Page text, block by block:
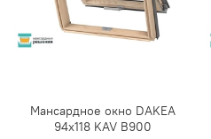
Мансардное окно DAKEA
94х118 KAV B900